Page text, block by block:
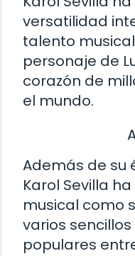
versatilidad
talento
personaje de
corazón de
el mundo.
Además de su
Karol Sevilla
musical como
varios
populares